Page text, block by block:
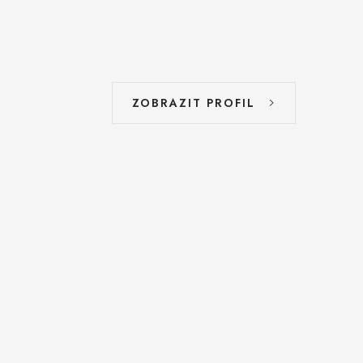
ZOBRAZIT PROFIL